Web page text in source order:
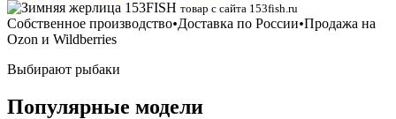
товар с сайта 153fish.ru
Собственное производство•Доставка по России•Продажа на
Ozon и Wildberries
Выбирают рыбаки
Популярные модели